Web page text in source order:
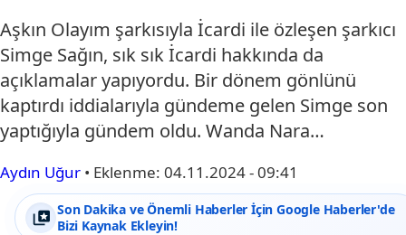
Aşkın Olayım şarkısıyla İcardi ile özleşen şarkıcı
Simge Sağın, sık sık İcardi hakkında da
açıklamalar yapıyordu. Bir dönem gönlünü
kaptırdı iddialarıyla gündeme gelen Simge son
yaptığıyla gündem oldu. Wanda Nara…
Aydın Uğur • Eklenme: 04.11.2024 - 09:41
Son Dakika ve Önemli Haberler İçin Google Haberler'de
Bizi Kaynak Ekleyin!